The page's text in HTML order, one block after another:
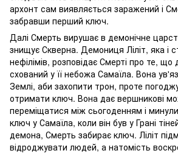
архонт сам виявляється заражений і
забравши перший ключ.
Далі Смерть вирушає в демонічне
знищує Скверна. Демониця Ліліт, яка і
нефілімів, розповідає Смерті про те, що
схований у її небожа Самаїла. Вона
Землі, аби захопити трон, проте
отримати ключ. Вона дає вершникові
переміщатися між сьогоденням і
ключ у Самаїла, коли він був у Грані
демона, Смерть забирає ключ. Ліліт
відроджувати людей, а натомість